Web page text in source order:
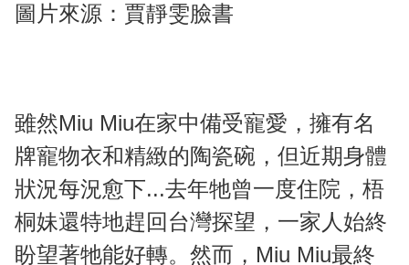
圖片來源：賈靜雯臉書
雖然Miu Miu在家中備受寵愛，擁有名
牌寵物衣和精緻的陶瓷碗，但近期身體
狀況每況愈下...去年牠曾一度住院，梧
桐妹還特地趕回台灣探望，一家人始終
盼望著牠能好轉。然而，Miu Miu最終